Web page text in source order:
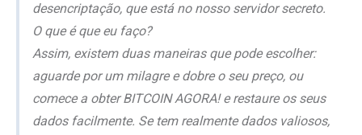
desencriptação, que está no nosso servidor secreto.
O que é que eu faço?
Assim, existem duas maneiras que pode escolher:
aguarde por um milagre e dobre o seu preço, ou
comece a obter BITCOIN AGORA! e restaure os seus
dados facilmente. Se tem realmente dados valiosos,